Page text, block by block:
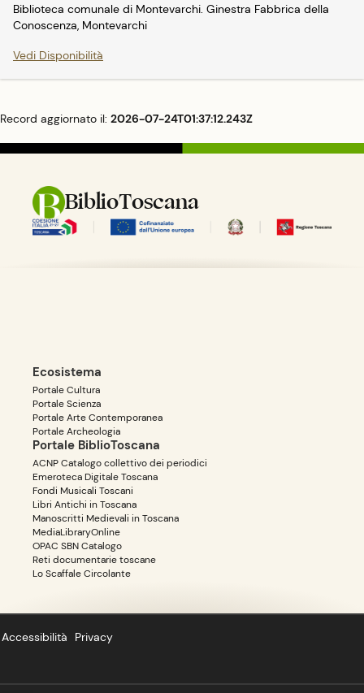
Biblioteca comunale di Montevarchi. Ginestra Fabbrica della
Conoscenza, Montevarchi
Vedi Disponibilità
Record aggiornato il: 2026-07-24T01:37:12.243Z
BiblioToscana
Ecosistema
Portale Cultura
Portale Scienza
Portale Arte Contemporanea
Portale Archeologia
Portale BiblioToscana
ACNP Catalogo collettivo dei periodici
Emeroteca Digitale Toscana
Fondi Musicali Toscani
Libri Antichi in Toscana
Manoscritti Medievali in Toscana
MediaLibraryOnline
OPAC SBN Catalogo
Reti documentarie toscane
Lo Scaffale Circolante
Accessibilità Privacy